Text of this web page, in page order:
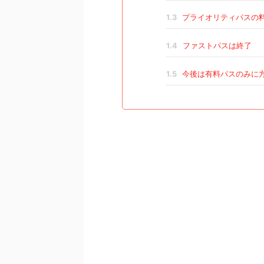
1.3 プライオリティパスの
1.4 ファストパスは終了
1.5 今後は有料パスのみに